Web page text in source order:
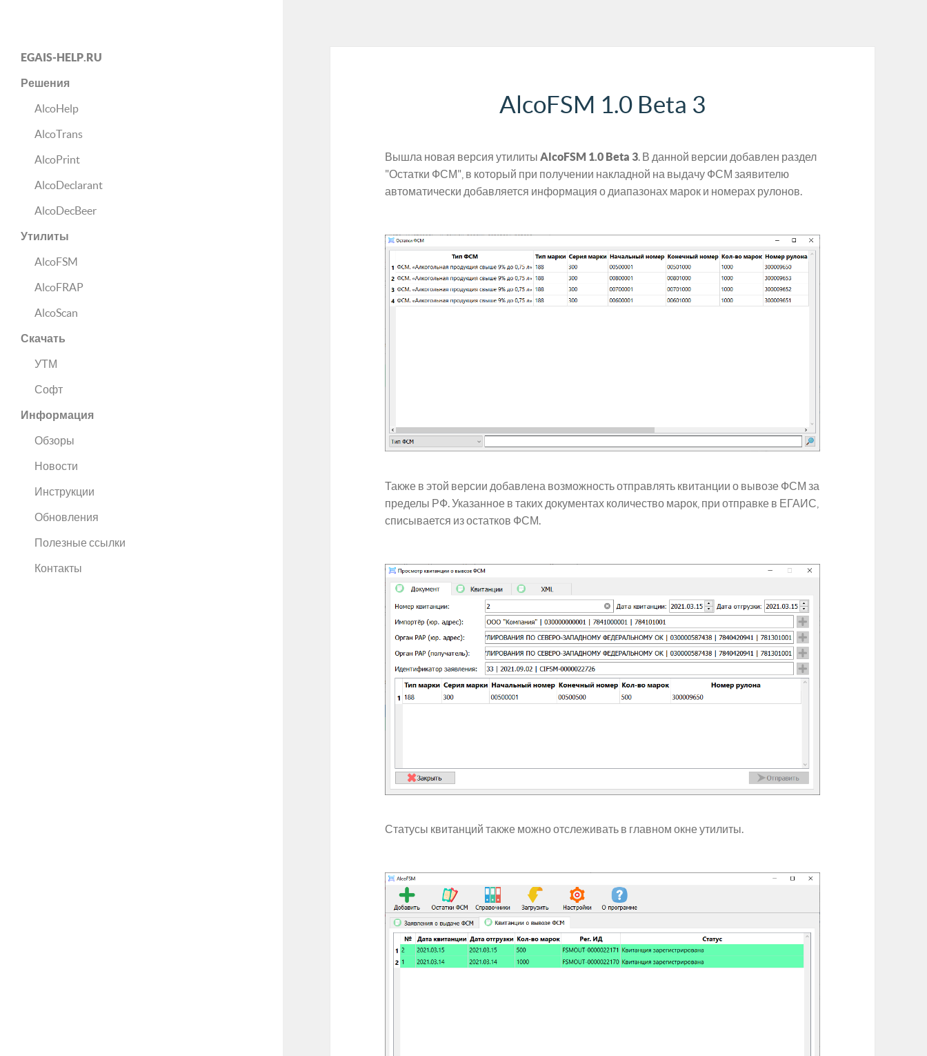
EGAIS-HELP.RU
Решения
AlcoHelp
AlcoTrans
AlcoPrint
AlcoDeclarant
AlcoDecBeer
Утилиты
AlcoFSM
AlcoFRAP
AlcoScan
Скачать
УТМ
Софт
Информация
Обзоры
Новости
Инструкции
Обновления
Полезные ссылки
Контакты
AlcoFSM 1.0 Beta 3
Вышла новая версия утилитыAlcoFSM 1.0 Beta 3. В данной версии добавлен раздел
"Остатки ФСМ", в который при получении накладной на выдачу ФСМ заявителю
автоматически добавляется информация о диапазонах марок и номерах рулонов.
Также в этой версии добавлена возможность отправлять квитанции о вывозе ФСМ за
пределы РФ. Указанное в таких документах количество марок, при отправке в ЕГАИС,
списывается из остатков ФСМ.
Статусы квитанций также можно отслеживать в главном окне утилиты.